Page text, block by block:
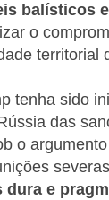
balísticos
o
territorial
tenha sido
das
o
dura e